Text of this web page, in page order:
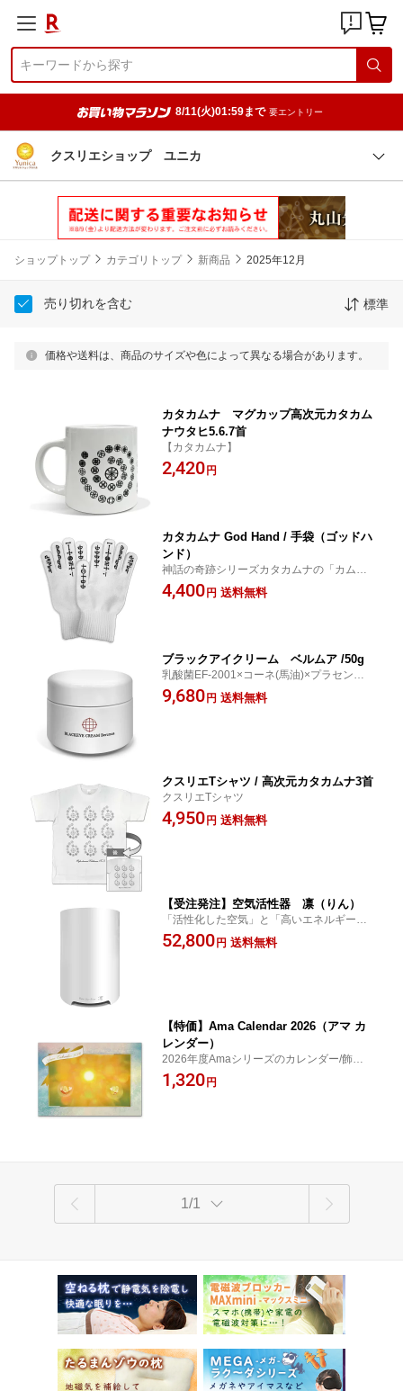
8/11(火)01:59まで 要エントリー
クスリエショップ ユニカ
ショップトップ カテゴリトップ 新商品 2025年12月
売り切れを含む 標準
価格や送料は、商品のサイズや色によって異なる場合があります。
カタカムナ マグカップ高次元カタカム
ナウタヒ5.6.7首
【カタカムナ】
2,420 円
カタカムナ God Hand / 手袋（ゴッドハ
ンド）
神話の奇跡シリーズカタカムナの「カム」
エネルギーを取り込む！
4,400 円 送料無料
ブラックアイクリーム ベルムア /50g
乳酸菌EF-2001×コーネ(馬油)×プラセンタ×
磁気のエネルギー全身美容クリーム
9,680 円 送料無料
クスリエTシャツ / 高次元カタカムナ3首
クスリエTシャツ
4,950 円 送料無料
【受注発注】空気活性器 凛（りん）
「活性化した空気」と「高いエネルギー空
間」をつくり出し、すべての生物、物質に
働きかけます。
52,800 円 送料無料
【特価】Ama Calendar 2026（アマ カ
レンダー）
2026年度Amaシリーズのカレンダー/飾るだ
けで癒しの空間へ♪
1,320 円
1/1